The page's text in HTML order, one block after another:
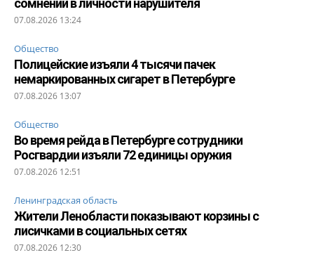
сомнений в личности нарушителя
07.08.2026 13:24
Общество
Полицейские изъяли 4 тысячи пачек
немаркированных сигарет в Петербурге
07.08.2026 13:07
Общество
Во время рейда в Петербурге сотрудники
Росгвардии изъяли 72 единицы оружия
07.08.2026 12:51
Ленинградская область
Жители Ленобласти показывают корзины с
лисичками в социальных сетях
07.08.2026 12:30